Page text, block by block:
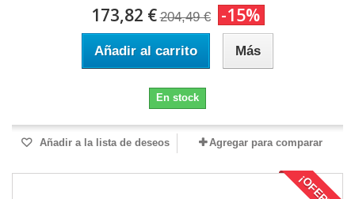
173,82 € 204,49 € -15%
Añadir al carrito Más
En stock
Añadir a la lista de deseos Agregar para comparar